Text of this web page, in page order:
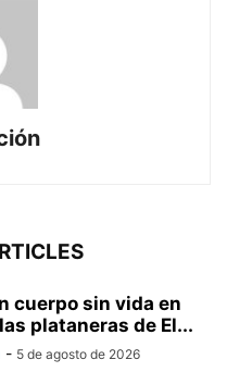
cuerpo sin vida en
plataneras de El...
- 5 de agosto de 2026